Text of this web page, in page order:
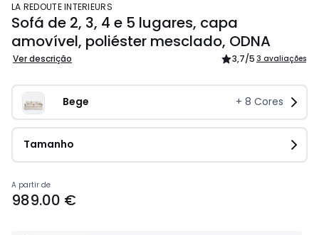
LA REDOUTE INTERIEURS
Sofá de 2, 3, 4 e 5 lugares, capa
amovível, poliéster mesclado, ODNA
Ver descrição 3,7/5 3 avaliações
Bege + 8 Cores
Tamanho
Preço
a
A partir de
989.00 €